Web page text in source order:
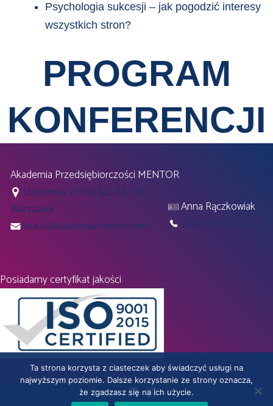
Psychologia sukcesji – jak pogodzić interesy
wszystkich stron?
PROGRAM
KONFERENCJI
Akademia Przedsiębiorczości MENTOR
Łukowska 27 lok. 52, 04-133
Warszawa
biuro@akademiamentor.com
Anna Rączkowiak
+48 519 331 133
Posiadamy certyfikat jakości
Ta strona korzysta z ciasteczek aby świadczyć usługi na
najwyższym poziomie. Dalsze korzystanie ze strony oznacza,
że zgadzasz się na ich użycie.